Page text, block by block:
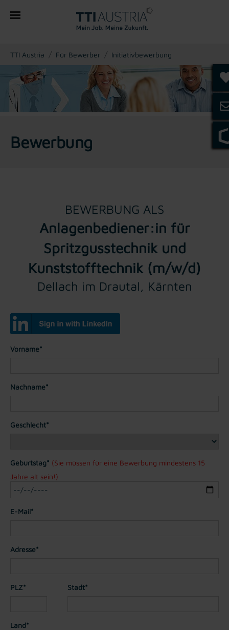
You are here:
TTI Austria Für Bewerber Initiativbewerbung
Bewerbung
BEWERBUNG ALS
Anlagenbediener:in für
Spritzgusstechnik und
Kunststofftechnik (m/w/d)
Dellach im Drautal, Kärnten
Vorname*
Nachname*
Geschlecht*
Geburtstag* (Sie müssen für eine Bewerbung mindestens 15
Jahre alt sein!)
E-Mail*
Adresse*
PLZ* Stadt*
Land*